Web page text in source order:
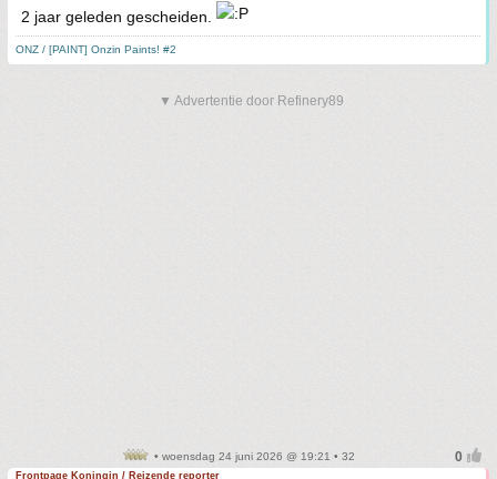
2 jaar geleden gescheiden.
ONZ / [PAINT] Onzin Paints! #2
▼ Advertentie door Refinery89
• woensdag 24 juni 2026 @ 19:21 • 32
Frontpage Koningin / Reizende reporter